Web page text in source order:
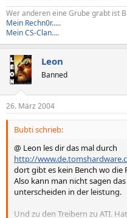
Wer anderen eine Grube grabt ist
Mein Rechn0r.....
Mein CS-Clan....
Leon
Banned
26. März 2004
Bubti schrieb:
@ Leon les dir das mal durch
http://
dort gibt es kein Bench wo die
Also kann man nicht sagen
unterscheiden in der leistung.
Und zu den Treibern zu ATI.